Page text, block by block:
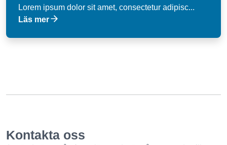
Lorem ipsum dolor sit amet, consectetur adipisc...
Läs mer
Kontakta oss